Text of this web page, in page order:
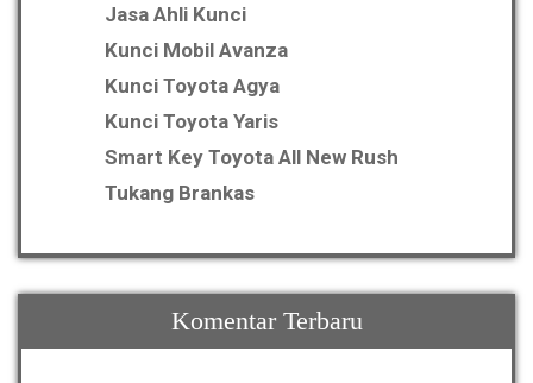
Jasa Ahli Kunci
Kunci Mobil Avanza
Kunci Toyota Agya
Kunci Toyota Yaris
Smart Key Toyota All New Rush
Tukang Brankas
Komentar Terbaru